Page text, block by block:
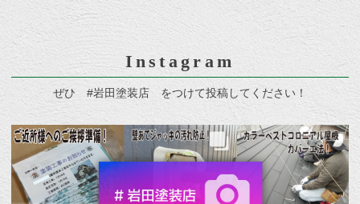
Instagram
ぜひ #岩田塗装店 をつけて投稿してください！